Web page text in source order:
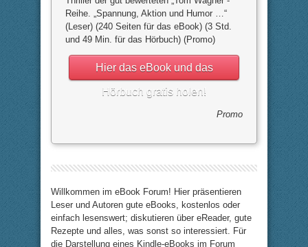
Reihe. „Spannung, Aktion und Humor …“
(Leser) (240 Seiten für das eBook) (3 Std.
und 49 Min. für das Hörbuch) (Promo)
Hier das eBook und das
Hörbuch gratis holen!
Promo
Willkommen im eBook Forum! Hier präsentieren
Leser und Autoren gute eBooks, kostenlos oder
einfach lesenswert; diskutieren über eReader, gute
Rezepte und alles, was sonst so interessiert. Für
die Darstellung eines Kindle-eBooks im Forum